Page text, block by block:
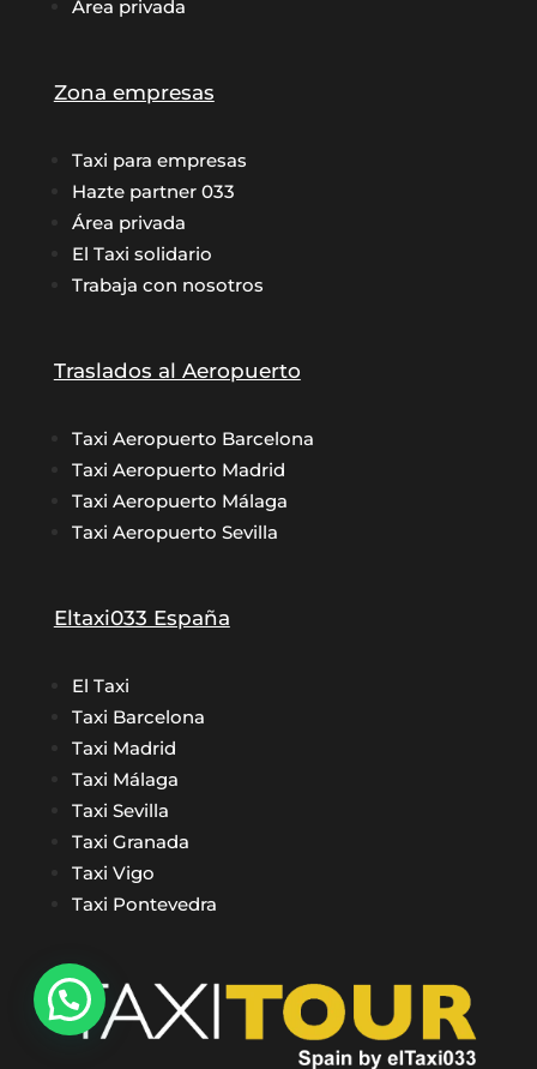
Área privada
Zona empresas
Taxi para empresas
Hazte partner 033
Área privada
El Taxi solidario
Trabaja con nosotros
Traslados al Aeropuerto
Taxi Aeropuerto Barcelona
Taxi Aeropuerto Madrid
Taxi Aeropuerto Málaga
Taxi Aeropuerto Sevilla
Eltaxi033 España
El Taxi
Taxi Barcelona
Taxi Madrid
Taxi Málaga
Taxi Sevilla
Taxi Granada
Taxi Vigo
Taxi Pontevedra